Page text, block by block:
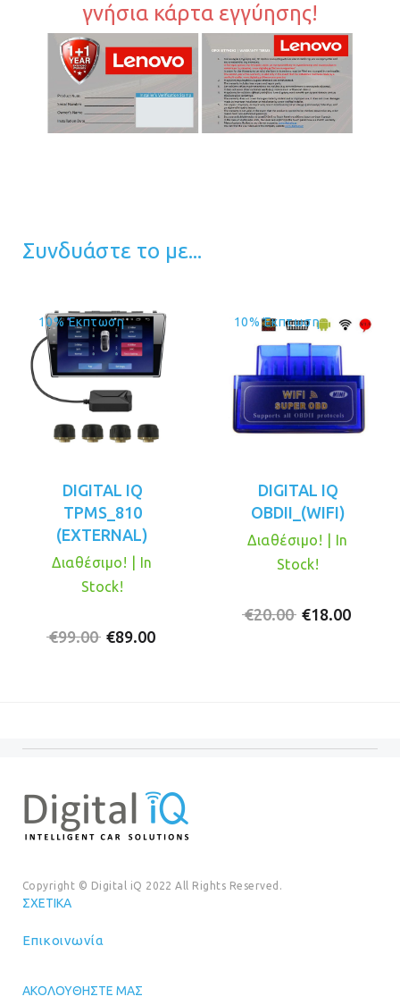
γνήσια κάρτα εγγύησης!
Συνδυάστε το με...
10% Έκπτωση
DIGITAL IQ
TPMS_810
(EXTERNAL)
€99.00 Original
€89.00
Διαθέσιμο! | In
Stock!
10% Έκπτωση
DIGITAL IQ
OBDII_(WIFI)
€20.00 Original
€18.00
Διαθέσιμο! | In
Stock!
Copyright © Digital iQ 2022 All Rights Reserved.
ΣΧΕΤΙΚΆ
Επικοινωνία
ΑΚΟΛΟΥΘΉΣΤΕ ΜΑΣ